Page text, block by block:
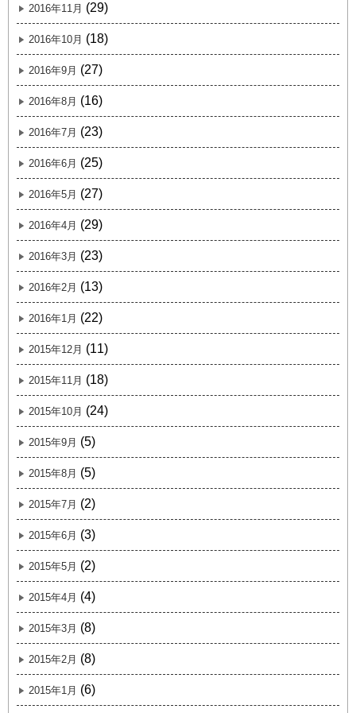
2016年11月 (29)
2016年10月 (18)
2016年9月 (27)
2016年8月 (16)
2016年7月 (23)
2016年6月 (25)
2016年5月 (27)
2016年4月 (29)
2016年3月 (23)
2016年2月 (13)
2016年1月 (22)
2015年12月 (11)
2015年11月 (18)
2015年10月 (24)
2015年9月 (5)
2015年8月 (5)
2015年7月 (2)
2015年6月 (3)
2015年5月 (2)
2015年4月 (4)
2015年3月 (8)
2015年2月 (8)
2015年1月 (6)